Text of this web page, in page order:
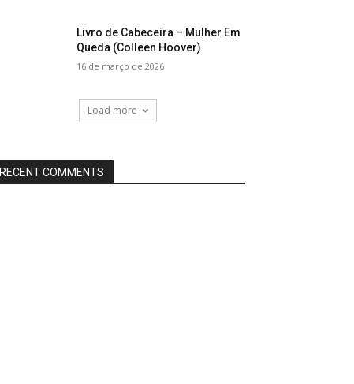
Livro de Cabeceira – Mulher Em
Queda (Colleen Hoover)
16 de março de 2026
Load more
RECENT COMMENTS